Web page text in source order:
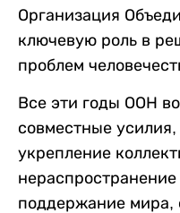
Организация
ключевую роль в
проблем
Все эти годы ООН
совместные
укрепление
поддержание мира,